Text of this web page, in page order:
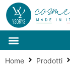
Home Prodotti